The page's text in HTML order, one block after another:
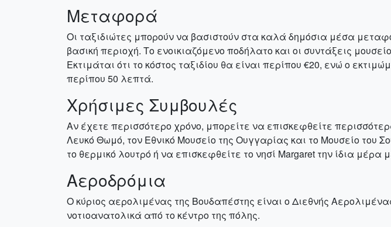
Μεταφορά
Οι ταξιδιώτες μπορούν να βασιστούν στα καλά δημόσια μέσα
βασική περιοχή. Το ενοικιαζόμενο ποδήλατο και οι συντάξεις
Εκτιμάται ότι το κόστος ταξιδίου θα είναι περίπου €20, ενώ ο
περίπου 50 λεπτά.
Χρήσιμες Συμβουλές
Αν έχετε περισσότερο χρόνο, μπορείτε να επισκεφθείτε
Λευκό Θωμό, τον Εθνικό Μουσείο της Ουγγαρίας και το Μουσείο του
το θερμικό λουτρό ή να επισκεφθείτε το νησί Margaret την ίδια
Αεροδρόμια
Ο κύριος αερολιμένας της Βουδαπέστης είναι ο Διεθνής
νοτιοανατολικά από το κέντρο της πόλης.